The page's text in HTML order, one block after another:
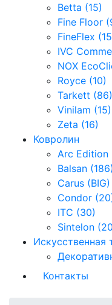
Betta (15)
Fine Floor
FineFlex
IVC
NOX
Royce (10)
Tarkett (86)
Vinilam (15)
Zeta (16)
Ковролин
Arc Edition
Balsan (186)
Carus (BIG)
Condor
ITC (30)
Sintelon
Искусственная
Контакты